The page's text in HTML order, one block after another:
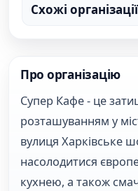
Про організацію
Супер Кафе - це
розташуванням у
вулиця Харківське
насолодитися
кухнею, а також
Схожі організації